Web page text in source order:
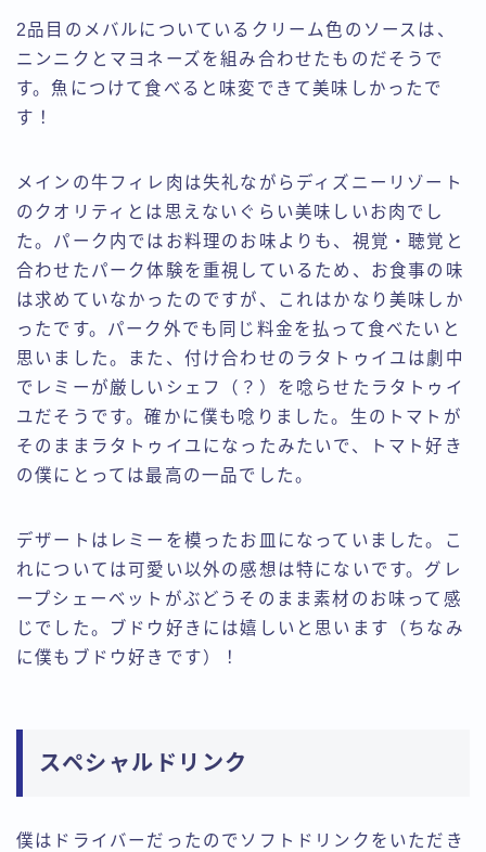
2品目のメバルについているクリーム色のソースは、
ニンニクとマヨネーズを組み合わせたものだそうで
す。魚につけて食べると味変できて美味しかったで
す！
メインの牛フィレ肉は失礼ながらディズニーリゾート
のクオリティとは思えないぐらい美味しいお肉でし
た。パーク内ではお料理のお味よりも、視覚・聴覚と
合わせたパーク体験を重視しているため、お食事の味
は求めていなかったのですが、これはかなり美味しか
ったです。パーク外でも同じ料金を払って食べたいと
思いました。また、付け合わせのラタトゥイユは劇中
でレミーが厳しいシェフ（？）を唸らせたラタトゥイ
ユだそうです。確かに僕も唸りました。生のトマトが
そのままラタトゥイユになったみたいで、トマト好き
の僕にとっては最高の一品でした。
デザートはレミーを模ったお皿になっていました。こ
れについては可愛い以外の感想は特にないです。グレ
ープシェーベットがぶどうそのまま素材のお味って感
じでした。ブドウ好きには嬉しいと思います（ちなみ
に僕もブドウ好きです）！
スペシャルドリンク
僕はドライバーだったのでソフトドリンクをいただき